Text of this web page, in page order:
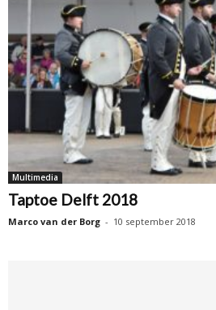
Multimedia
Taptoe Delft 2018
Marco van der Borg - 10 september 2018